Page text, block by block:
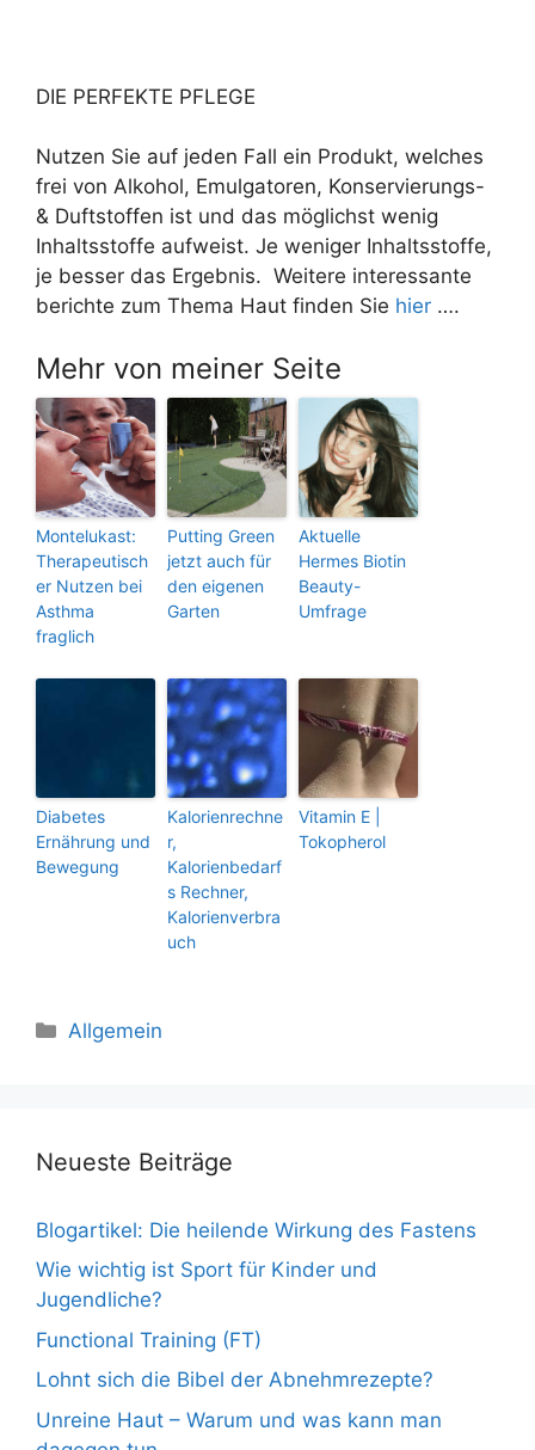
DIE PERFEKTE PFLEGE
Nutzen Sie auf jeden Fall ein Produkt, welches
frei von Alkohol, Emulgatoren, Konservierungs-
& Duftstoffen ist und das möglichst wenig
Inhaltsstoffe aufweist. Je weniger Inhaltsstoffe,
je besser das Ergebnis. Weitere interessante
berichte zum Thema Haut finden Sie hier ….
Mehr von meiner Seite
Montelukast:
Therapeutisch
er Nutzen bei
Asthma
fraglich
Putting Green
jetzt auch für
den eigenen
Garten
Aktuelle
Hermes Biotin
Beauty-
Umfrage
Diabetes
Ernährung und
Bewegung
Kalorienrechne
r,
Kalorienbedarf
s Rechner,
Kalorienverbra
uch
Vitamin E |
Tokopherol
Kategorien
Allgemein
Neueste Beiträge
Blogartikel: Die heilende Wirkung des Fastens
Wie wichtig ist Sport für Kinder und
Jugendliche?
Functional Training (FT)
Lohnt sich die Bibel der Abnehmrezepte?
Unreine Haut – Warum und was kann man